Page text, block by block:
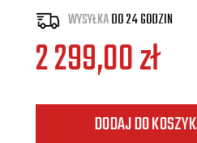
WYSYŁKADO 24 GODZIN
2 299,00zł
DODAJ DO